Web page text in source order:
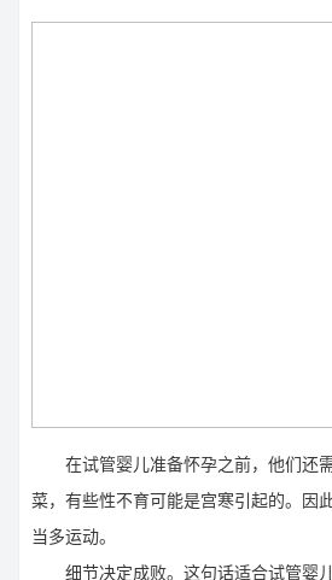
在试管婴儿准备怀孕之前，他们还
菜，有些性不育可能是宫寒引起的。因
当多运动。
细节决定成败。这句话适合试管婴